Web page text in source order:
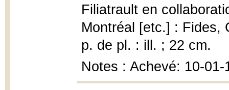
Filiatrault en
Montréal [etc.] : Fides,
p. de pl. : ill. ; 22 cm.
Notes : Achevé: 10-01-